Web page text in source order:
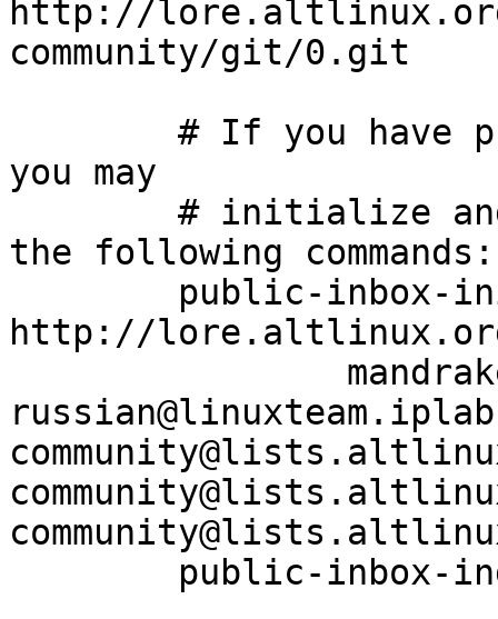
http://
community/git/0.git
you may
the following commands:
http://